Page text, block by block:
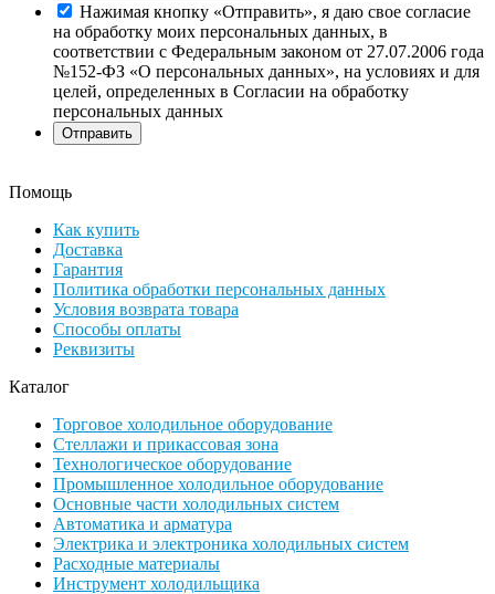
Нажимая кнопку «Отправить», я даю свое согласие
на обработку моих персональных данных, в
соответствии с Федеральным законом от 27.07.2006 года
№152-ФЗ «О персональных данных», на условиях и для
целей, определенных в Согласии на обработку
персональных данных
Помощь
Как купить
Доставка
Гарантия
Политика обработки персональных данных
Условия возврата товара
Способы оплаты
Реквизиты
Каталог
Торговое холодильное оборудование
Стеллажи и прикассовая зона
Технологическое оборудование
Промышленное холодильное оборудование
Основные части холодильных систем
Автоматика и арматура
Электрика и электроника холодильных систем
Расходные материалы
Инструмент холодильщика